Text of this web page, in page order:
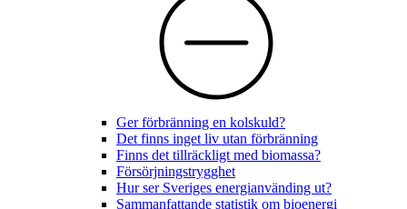
Ger förbränning en kolskuld?
Det finns inget liv utan förbränning
Finns det tillräckligt med biomassa?
Försörjningstrygghet
Hur ser Sveriges energianvänding ut?
Sammanfattande statistik om bioenergi